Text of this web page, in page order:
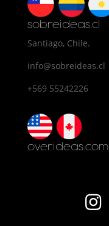
sobreideas.cl
Santiago, Chile.
info@sobreideas.cl
+569 55242226
overideas.com
